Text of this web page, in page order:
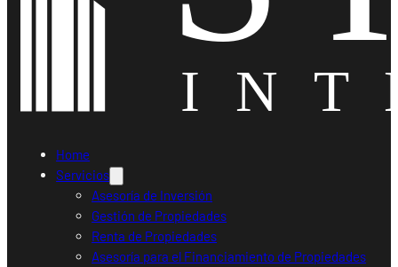
Home
Servicios
Asesoría de Inversión
Gestión de Propiedades
Renta de Propiedades
Asesoría para el Financiamiento de Propiedades